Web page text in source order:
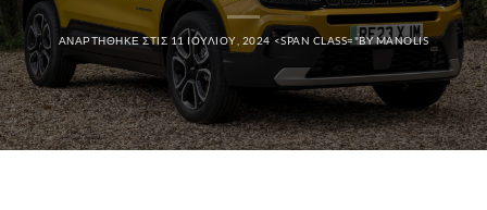
ΑΝΑΡΤΉΘΗΚΕ ΣΤΙΣ 11 ΙΟΥΛΊΟΥ, 2024 <SPAN CLASS="BYMANOLIS